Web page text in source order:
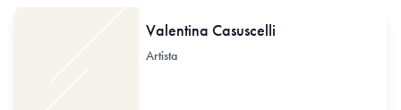
Valentina Casuscelli
Artista